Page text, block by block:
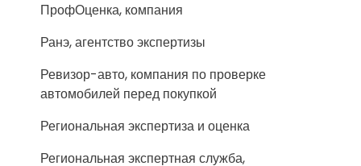
ПрофОценка, компания
Ранэ, агентство экспертизы
Ревизор-авто, компания по проверке
автомобилей перед покупкой
Региональная экспертиза и оценка
Региональная экспертная служба,